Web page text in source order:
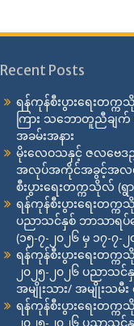
Recent Posts
ရန်ကုန်စီးပွားရေးတက္
ကြား သဘောတူညီချ
အခမ်းအနား
မိုးလေဝသနှင့် ဇလဗေဒညွှ
အလုပ်အကိုင်အခွင့်အလမ်း
စီးပွားရေးတက္ကသိုလ် (ရွ
ရန်ကုန်စီးပွားရေးတက္
ပညာသင်နှစ် ဘာသာရပ်
(၁၅-၇-၂၀၂၆ မှ ၁၇-၇-
ရန်ကုန်စီးပွားရေးတက္က
၂၀၂၅-၂၀၂၆ ပညာသင်
အမျိုးသား/ အမျိုးသမီ
ရန်ကုန်စီးပွားရေးတက္က
၂၀၂၅-၂၀၂၆ ပညာသ